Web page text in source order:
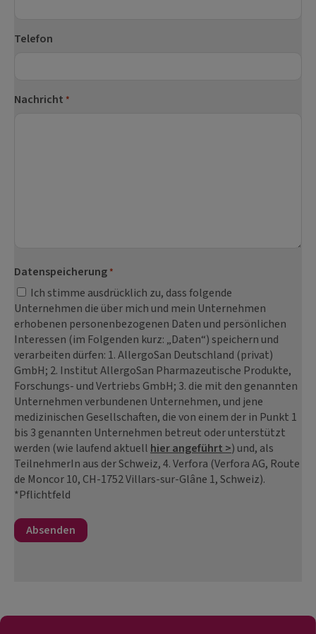
Telefon
Nachricht *
Datenspeicherung *
Ich stimme ausdrücklich zu, dass folgende
Unternehmen die über mich und mein Unternehmen
erhobenen personenbezogenen Daten und persönlichen
Interessen (im Folgenden kurz: „Daten“) speichern und
verarbeiten dürfen: 1. AllergoSan Deutschland (privat)
GmbH; 2. Institut AllergoSan Pharmazeutische Produkte,
Forschungs- und Vertriebs GmbH; 3. die mit den genannten
Unternehmen verbundenen Unternehmen, und jene
medizinischen Gesellschaften, die von einem der in Punkt 1
bis 3 genannten Unternehmen betreut oder unterstützt
werden (wie laufend aktuellhier angeführt >) und, als
TeilnehmerIn aus der Schweiz, 4. Verfora (Verfora AG, Route
de Moncor 10, CH-1752 Villars-sur-Glâne 1, Schweiz).
*Pflichtfeld